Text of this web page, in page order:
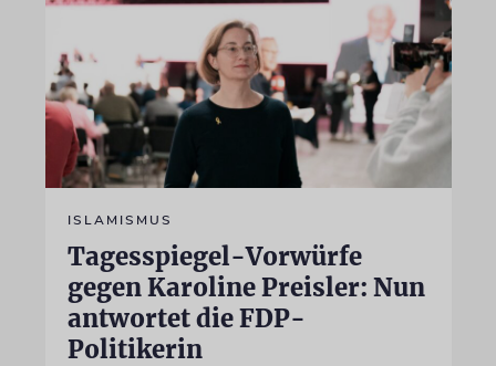
ISLAMISMUS
Tagesspiegel-Vorwürfe
gegen Karoline Preisler: Nun
antwortet die FDP-
Politikerin